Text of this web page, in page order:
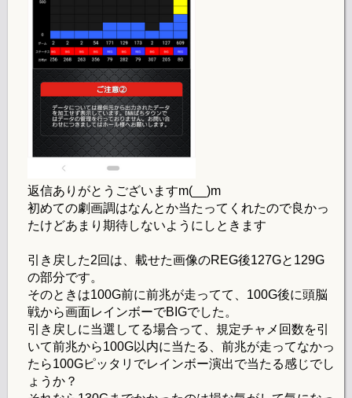
返信ありがとうございますm(__)m
初めての劇画調はなんとか当たってくれたので良かっ
たけどあまり期待しないようにしときます
引き戻した2回は、載せた画像のREG後127Gと129G
の部分です。
そのときは100G前に前兆が走ってて、100G後に頭脳
戦から画面レインボーでBIGでした。
引き戻しに当選してる場合って、規定チャメ回数を引
いて前兆から100G以内に当たる、前兆が走ってなかっ
たら100Gピッタリでレインボー演出で当たる感じでし
ょうか？